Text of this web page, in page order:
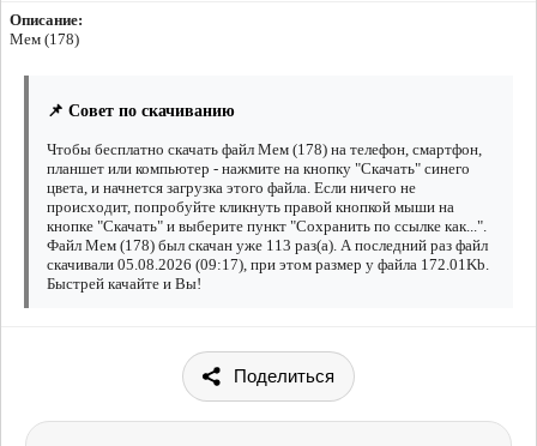
Описание:
Мем (178)
📌 Совет по скачиванию
Чтобы бесплатно скачать файл Мем (178) на телефон, смартфон,
планшет или компьютер - нажмите на кнопку "Скачать" синего
цвета, и начнется загрузка этого файла. Если ничего не
происходит, попробуйте кликнуть правой кнопкой мыши на
кнопке "Скачать" и выберите пункт "Сохранить по ссылке как...".
Файл Мем (178) был скачан уже 113 раз(а). А последний раз файл
скачивали 05.08.2026 (09:17), при этом размер у файла 172.01Kb.
Быстрей качайте и Вы!
Поделиться